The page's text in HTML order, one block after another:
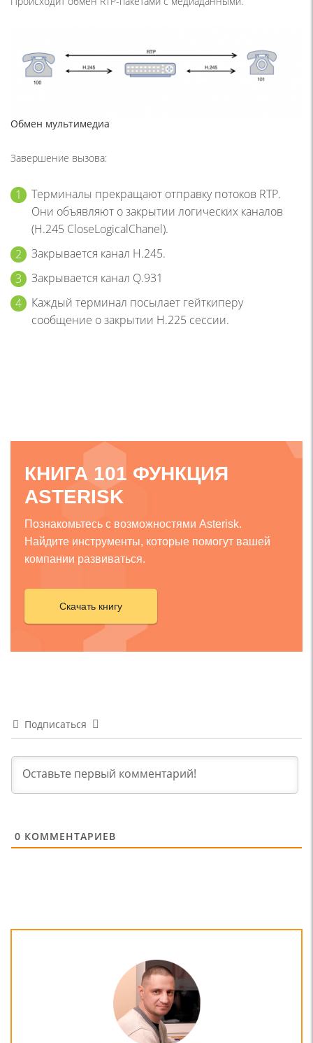
Обмен мультимедиа
Завершение вызова:
Терминалы прекращают отправку потоков RTP.
Они объявляют о закрытии логических каналов
(H.245 CloseLogicalChanel).
Закрывается канал H.245.
Закрывается канал Q.931
Каждый терминал посылает гейткиперу
сообщение о закрытии H.225 сессии.
КНИГА 101 ФУНКЦИЯ
ASTERISK
Познакомьтесь с возможностями Asterisk.
Найдите инструменты, которые помогут вашей
компании развиваться.
Скачать книгу
Подписаться
0 КОММЕНТАРИЕВ